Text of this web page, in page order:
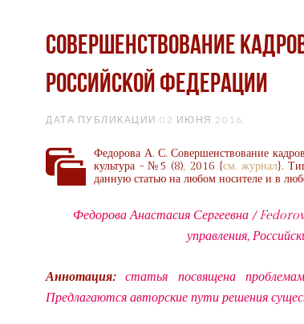
Совершенствование
Российской Федерации
ДАТА ПУБЛИКАЦИИ 02 ИЮНЯ 2016.
Федорова А. С. Совершенствование
культура - №5 (8), 2016 {см. журнал}.
данную статью на любом носителе и в
Федорова Анастасия Сергеевна /
управления,
Аннотация:статья посвящена проблемам
Предлагаются авторские пути решения